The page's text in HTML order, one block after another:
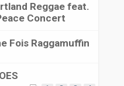
Reggae feat.
Concert
Fois Raggamuffin